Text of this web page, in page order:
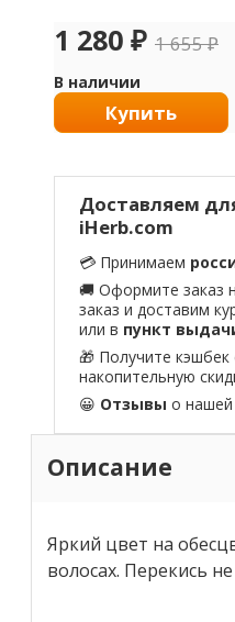
1 280 ₽ 1 655₽
В наличии
Купить
Доставляем
iHerb.com
💳 Принимаем
🚚 Оформите заказ
заказ и доставим
или в пункт
🎁 Получите кэшбек
накопительную
😀 Отзывы о
Описание
Яркий цвет на
волосах. Перекись